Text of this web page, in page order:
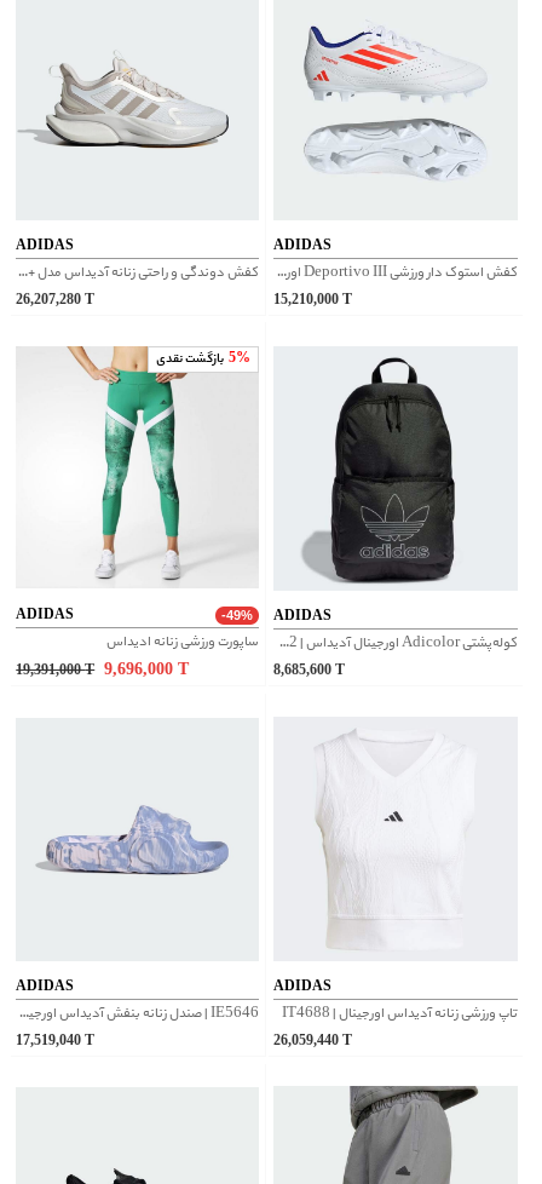
ADIDAS
کفش دوندگی و راحتی زنانه آدیداس مدل +alphabounce کد IG3590
26,207,280
ADIDAS
کفش استوک دار ورزشی Deportivo III اورجینال آدیداس | IF1400
15,210,000
5% بازگشت نقدی
ADIDAS -49%
ساپورت ورزشی زنانه ادیداس
19,391,000 T 9,696,000
ADIDAS
کوله‌پشتی Adicolor اورجینال آدیداس | IT7602
8,685,600
ADIDAS
IE5646 | صندل زنانه بنفش آدیداس اورجینال
17,519,040
ADIDAS
تاپ ورزشی زنانه آدیداس اورجینال | IT4688
26,059,440